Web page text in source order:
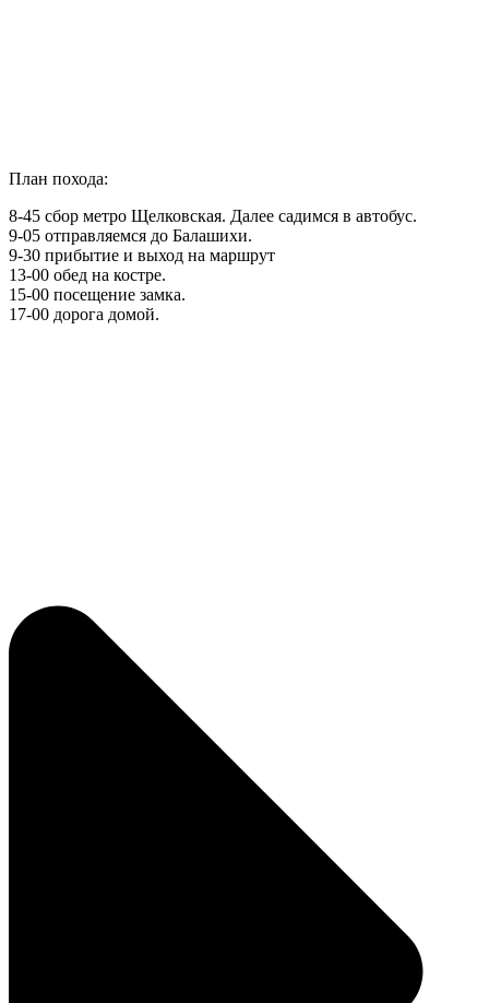
План похода:
8-45 сбор метро Щелковская. Далее садимся в автобус.
9-05 отправляемся до Балашихи.
9-30 прибытие и выход на маршрут
13-00 обед на костре.
15-00 посещение замка.
17-00 дорога домой.